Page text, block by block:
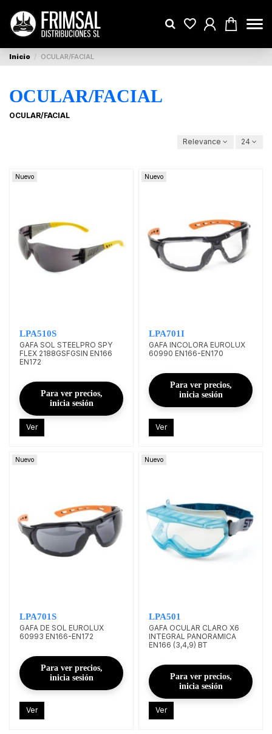
Inicio OCULAR/FACIAL
OCULAR/FACIAL
OCULAR/FACIAL
Relevance 24
Nuevo
LPA510S
GAFA SOL STEELPRO SPY
FLEX 2188GSFGSIN EN166
EN172
Para ver precios,
inicia sesión
Ver
Nuevo
LPA701I
GAFA INCOLORA EUROLUX
60990 EN166-EN170
Para ver precios,
inicia sesión
Ver
Nuevo
LPA701S
GAFA DE SOL EUROLUX
60993 EN166-EN172
Para ver precios,
inicia sesión
Ver
Nuevo
LPA501
GAFA OCULAR CLARO X6
INTEGRAL PANORAMICA
EN166 (3,4,9) BT
Para ver precios,
inicia sesión
Ver